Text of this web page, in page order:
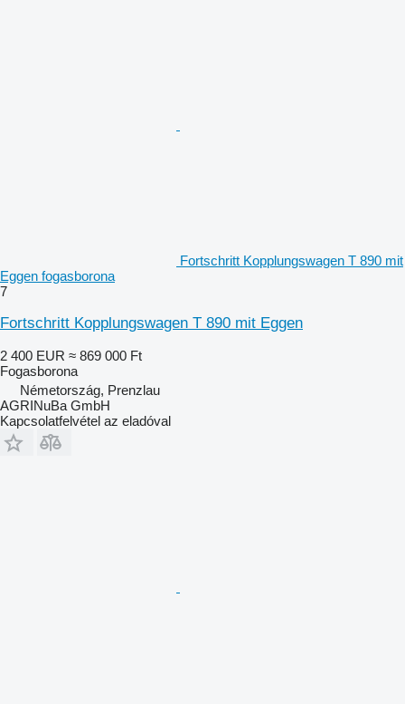
Fortschritt Kopplungswagen T 890 mit
Eggen fogasborona
7
Fortschritt Kopplungswagen T 890 mit Eggen
2 400 EUR ≈ 869 000 Ft
Fogasborona
Németország, Prenzlau
AGRINuBa GmbH
Kapcsolatfelvétel az eladóval